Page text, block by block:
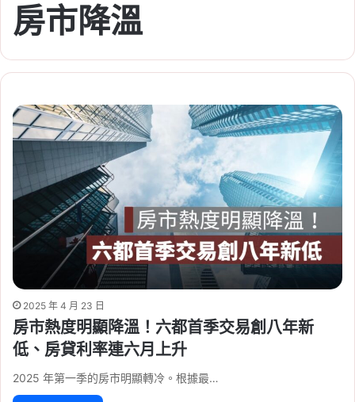
房市降溫
2025 年 4 月 23 日
房市熱度明顯降溫！六都首季交易創八年新
低、房貸利率連六月上升
2025 年第一季的房市明顯轉冷。根據最…